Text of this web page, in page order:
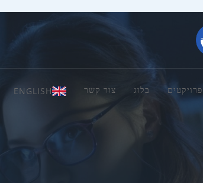
פרויקטים בלוג צור קשר ENGLISH